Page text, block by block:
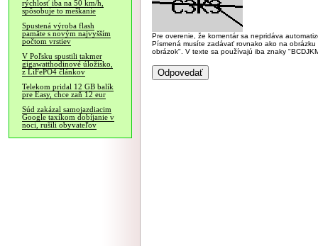
rýchlosť iba na 50 km/h,
spôsobuje to meškanie
Spustená výroba flash
pamäte s novým najvyšším
počtom vrstiev
V Poľsku spustili takmer
gigawatthodinové úložisko,
z LiFePO4 článkov
Telekom pridal 12 GB balík
pre Easy, chce zaň 12 eur
Súd zakázal samojazdiacim
Google taxíkom dobíjanie v
noci, rušili obyvateľov
Pre overenie, že komentár sa nepridáva
Písmená musíte zadávať rovnako ako na
obrázok". V texte sa používajú iba znaky